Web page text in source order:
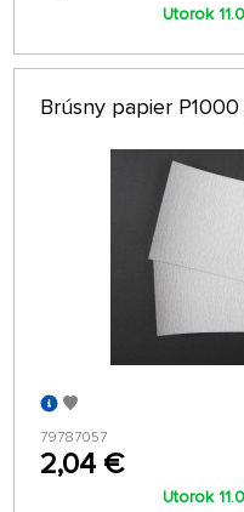
Utorok
Brúsny papier P1000
79787057
2,04 €
Utorok